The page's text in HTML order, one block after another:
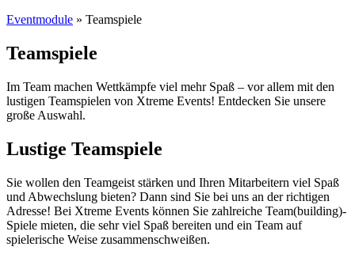
Eventmodule » Teamspiele
Teamspiele
Im Team machen Wettkämpfe viel mehr Spaß – vor allem mit den
lustigen Teamspielen von Xtreme Events! Entdecken Sie unsere
große Auswahl.
Lustige Teamspiele
Sie wollen den Teamgeist stärken und Ihren Mitarbeitern viel Spaß
und Abwechslung bieten? Dann sind Sie bei uns an der richtigen
Adresse! Bei Xtreme Events können Sie zahlreiche Team(building)-
Spiele mieten, die sehr viel Spaß bereiten und ein Team auf
spielerische Weise zusammenschweißen.